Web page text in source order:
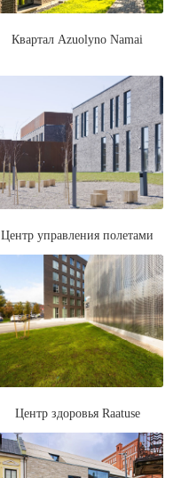
Квартал Azuolyno Namai
Центр управления полетами
Центр здоровья Raatuse